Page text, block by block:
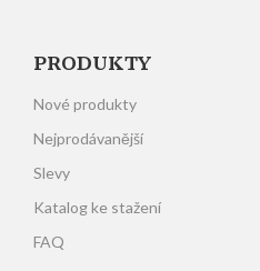
PRODUKTY
Nové produkty
Nejprodávanější
Slevy
Katalog ke stažení
FAQ